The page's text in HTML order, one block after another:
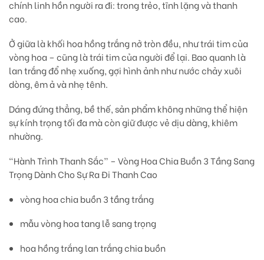
chính linh hồn người ra đi: trong trẻo, tĩnh lặng và thanh
cao.
Ở giữa là khối hoa hồng trắng nở tròn đều, như trái tim của
vòng hoa – cũng là trái tim của người để lại. Bao quanh là
lan trắng đổ nhẹ xuống, gợi hình ảnh như nước chảy xuôi
dòng, êm ả và nhẹ tênh.
Dáng đứng thẳng, bề thế, sản phẩm không nhữngthể hiện
sự kính trọng tối đamà còn giữ đượcvẻ dịu dàng, khiêm
nhường.
“Hành Trình Thanh Sắc” – Vòng Hoa Chia Buồn 3 Tầng Sang
Trọng Dành Cho Sự Ra Đi Thanh Cao
vòng hoa chia buồn 3 tầng trắng
mẫu vòng hoa tang lễ sang trọng
hoa hồng trắng lan trắng chia buồn